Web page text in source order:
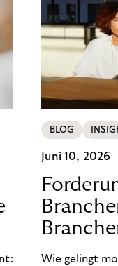
BLOG
Juni 10, 2026
Wie gelingt